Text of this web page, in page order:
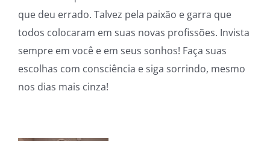
que deu errado. Talvez pela paixão e garra que
todos colocaram em suas novas profissões. Invista
sempre em você e em seus sonhos! Faça suas
escolhas com consciência e siga sorrindo, mesmo
nos dias mais cinza!